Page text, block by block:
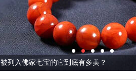
被列入佛家七宝的它到底有多美？